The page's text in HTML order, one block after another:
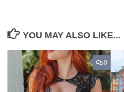
YOU MAY ALSO LIKE...
0